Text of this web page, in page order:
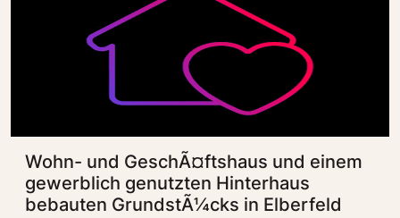
Wohn- und GeschÃ¤ftshaus und einem
gewerblich genutzten Hinterhaus
bebauten GrundstÃ¼cks in Elberfeld